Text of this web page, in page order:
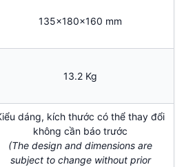
135x180x160 mm
13.2 Kg
dáng, kích thước có thể thay đổi
không cần báo trước
(The design and dimensions are
subject to change without prior